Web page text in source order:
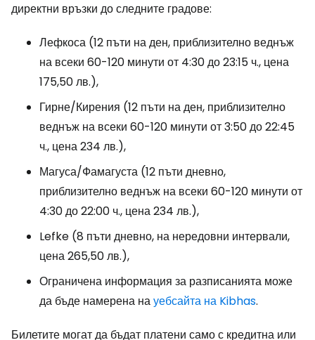
директни връзки до следните градове:
Лефкоса (12 пъти на ден, приблизително веднъж
на всеки 60-120 минути от 4:30 до 23:15 ч., цена
175,50 лв.),
Гирне/Кирения (12 пъти на ден, приблизително
веднъж на всеки 60-120 минути от 3:50 до 22:45
ч., цена 234 лв.),
Магуса/Фамагуста (12 пъти дневно,
приблизително веднъж на всеки 60-120 минути от
4:30 до 22:00 ч., цена 234 лв.),
Lefke (8 пъти дневно, на нередовни интервали,
цена 265,50 лв.),
Ограничена информация за разписанията може
да бъде намерена науебсайта на Kibhas.
Билетите могат да бъдат платени само с кредитна или